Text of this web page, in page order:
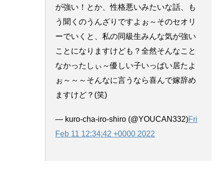
が強い！とか、性格悪いみたいな話、も
う聞くのうんざりですよぉ～そのセオリ
ーでいくと、私の同級生みんな気が強い
ことになりますけども？全然そんなこと
なかったしぃ～優しい子いっぱい居たよ
ぉ～～～そんなに言うなら喜んで嫁辞め
ますけど？(笑)
— kuro-cha-iro-shiro (@YOUCAN332)Fri
Feb 11 12:34:42 +0000 2022